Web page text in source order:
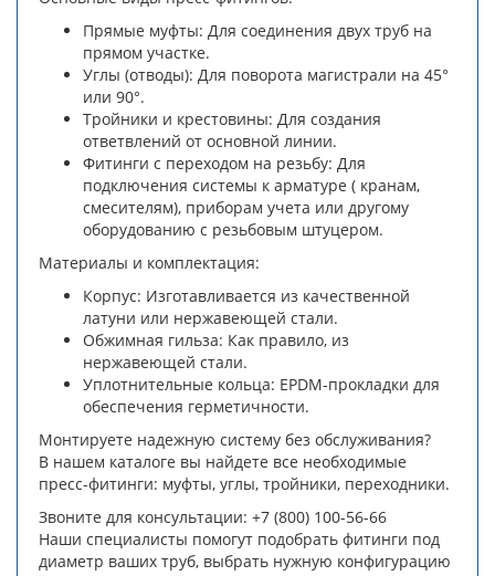
Прямые муфты: Для соединения двух труб на
прямом участке.
Углы (отводы): Для поворота магистрали на 45°
или 90°.
Тройники и крестовины: Для создания
ответвлений от основной линии.
Фитинги с переходом на резьбу: Для
подключения системы к арматуре ( кранам,
смесителям), приборам учета или другому
оборудованию с резьбовым штуцером.
Материалы и комплектация:
Корпус: Изготавливается из качественной
латуни или нержавеющей стали.
Обжимная гильза: Как правило, из
нержавеющей стали.
Уплотнительные кольца: EPDM-прокладки для
обеспечения герметичности.
Монтируете надежную систему без обслуживания?
В нашем каталоге вы найдете все необходимые
пресс-фитинги: муфты, углы, тройники, переходники.
Звоните для консультации: +7 (800) 100-56-66
Наши специалисты помогут подобрать фитинги под
диаметр ваших труб, выбрать нужную конфигурацию